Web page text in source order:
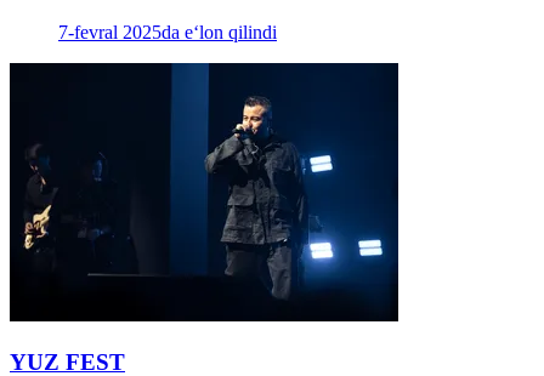
7-fevral 2025da e‘lon qilindi
YUZ FEST